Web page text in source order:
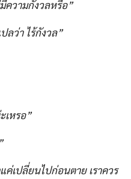
ความกังวลหรือ”
ลว่า ไร้กังวล”
เหรอ”
ค่เปลี่ยนไปก่อนตาย เราควร